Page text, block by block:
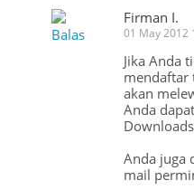
Balas
Firman I.
01 May 2012
Jika Anda
mendaftar
akan
Anda
Anda juga
mail